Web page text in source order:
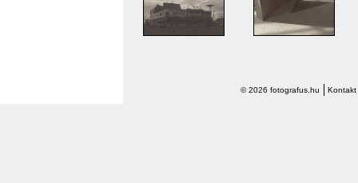
© 2026 fotografus.hu Kontakt